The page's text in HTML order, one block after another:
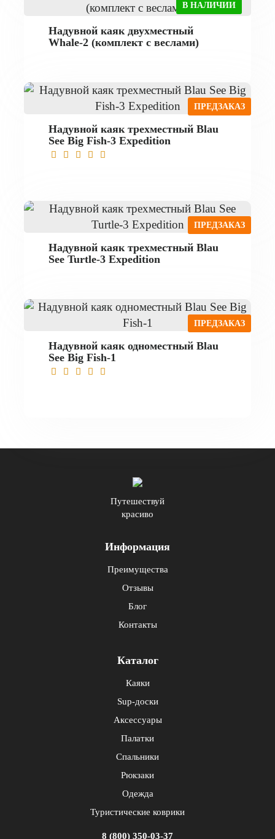
В НАЛИЧИИ
Надувной каяк двухместный
Whale-2 (комплект с веслами)
ПРЕДЗАКАЗ
Надувной каяк трехместный Blau
See Big Fish-3 Expedition
ПРЕДЗАКАЗ
Надувной каяк трехместный Blau
See Turtle-3 Expedition
ПРЕДЗАКАЗ
Надувной каяк одноместный Blau
See Big Fish-1
Путешествуй
красиво
Информация
Преимущества
Отзывы
Блог
Контакты
Каталог
Каяки
Sup-доски
Аксессуары
Палатки
Спальники
Рюкзаки
Одежда
Туристические коврики
8 (800) 350-03-37